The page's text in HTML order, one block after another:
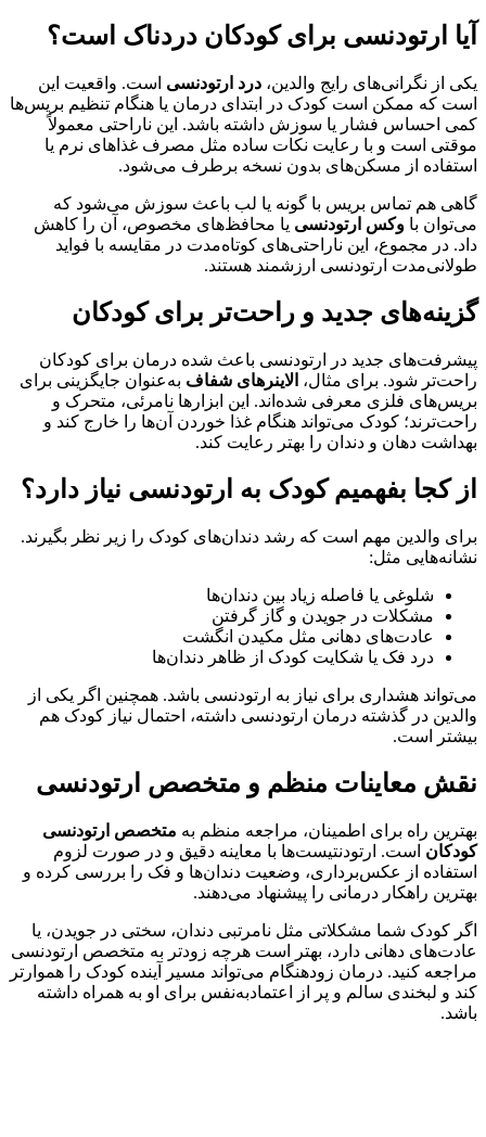
آیا ارتودنسی برای کودکان دردناک است؟
یکی از نگرانی‌های رایج والدین، درد ارتودنسی است. واقعیت این
است که ممکن است کودک در ابتدای درمان یا هنگام تنظیم بریس‌ها
کمی احساس فشار یا سوزش داشته باشد. این ناراحتی معمولاً
موقتی است و با رعایت نکات ساده مثل مصرف غذاهای نرم یا
استفاده از مسکن‌های بدون نسخه برطرف می‌شود.
گاهی هم تماس بریس با گونه یا لب باعث سوزش می‌شود که
می‌توان با وکس ارتودنسی یا محافظ‌های مخصوص، آن را کاهش
داد. در مجموع، این ناراحتی‌های کوتاه‌مدت در مقایسه با فواید
طولانی‌مدت ارتودنسی ارزشمند هستند.
گزینه‌های جدید و راحت‌تر برای کودکان
پیشرفت‌های جدید در ارتودنسی باعث شده درمان برای کودکان
راحت‌تر شود. برای مثال، الاینرهای شفاف به‌عنوان جایگزینی برای
بریس‌های فلزی معرفی شده‌اند. این ابزارها نامرئی، متحرک و
راحت‌ترند؛ کودک می‌تواند هنگام غذا خوردن آن‌ها را خارج کند و
بهداشت دهان و دندان را بهتر رعایت کند.
از کجا بفهمیم کودک به ارتودنسی نیاز دارد؟
برای والدین مهم است که رشد دندان‌های کودک را زیر نظر بگیرند.
نشانه‌هایی مثل:
شلوغی یا فاصله زیاد بین دندان‌ها
مشکلات در جویدن و گاز گرفتن
عادت‌های دهانی مثل مکیدن انگشت
درد فک یا شکایت کودک از ظاهر دندان‌ها
می‌تواند هشداری برای نیاز به ارتودنسی باشد. همچنین اگر یکی از
والدین در گذشته درمان ارتودنسی داشته، احتمال نیاز کودک هم
بیشتر است.
نقش معاینات منظم و متخصص ارتودنسی
بهترین راه برای اطمینان، مراجعه منظم به متخصص ارتودنسی
کودکان است. ارتودنتیست‌ها با معاینه دقیق و در صورت لزوم
استفاده از عکس‌برداری، وضعیت دندان‌ها و فک را بررسی کرده و
بهترین راهکار درمانی را پیشنهاد می‌دهند.
اگر کودک شما مشکلاتی مثل نامرتبی دندان، سختی در جویدن، یا
عادت‌های دهانی دارد، بهتر است هرچه زودتر به متخصص ارتودنسی
مراجعه کنید. درمان زودهنگام می‌تواند مسیر آینده کودک را هموارتر
کند و لبخندی سالم و پر از اعتمادبه‌نفس برای او به همراه داشته
باشد.